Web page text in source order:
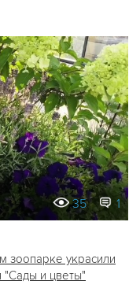
35 1
зоопарке украсили
"Сады и цветы"